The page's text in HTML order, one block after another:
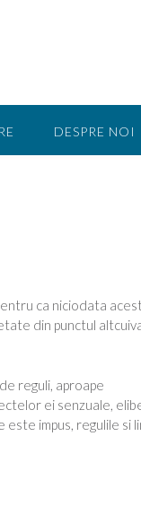
DESPRE NOI
ca niciodata
din punctul
reguli, aproape
ei senzuale,
impus, regulile si